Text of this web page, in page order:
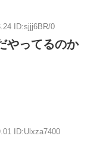
ID:sjjj6BR/0
やってるのか
ID:Ulxza7400